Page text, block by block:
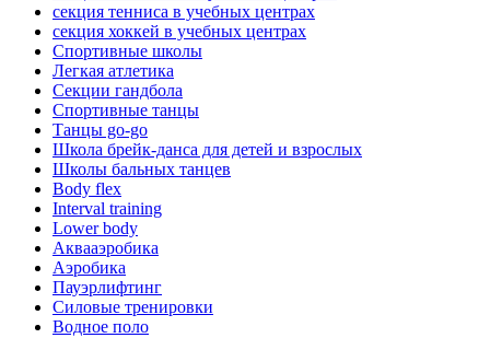
секция тенниса в учебных центрах
секция хоккей в учебных центрах
Спортивные школы
Легкая атлетика
Секции гандбола
Спортивные танцы
Танцы go-go
Школа брейк-данса для детей и взрослых
Школы бальных танцев
Body flex
Interval training
Lower body
Аквааэробика
Аэробика
Пауэрлифтинг
Силовые тренировки
Водное поло